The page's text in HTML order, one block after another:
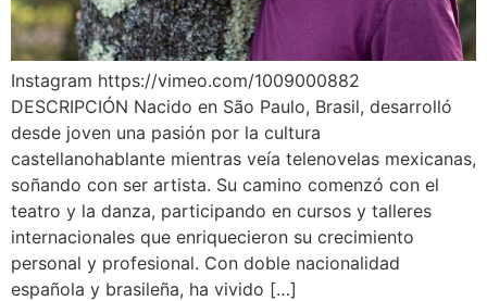
Instagram https://vimeo.com/1009000882
DESCRIPCIÓN Nacido en São Paulo, Brasil, desarrolló
desde joven una pasión por la cultura
castellanohablante mientras veía telenovelas mexicanas,
soñando con ser artista. Su camino comenzó con el
teatro y la danza, participando en cursos y talleres
internacionales que enriquecieron su crecimiento
personal y profesional. Con doble nacionalidad
española y brasileña, ha vivido […]